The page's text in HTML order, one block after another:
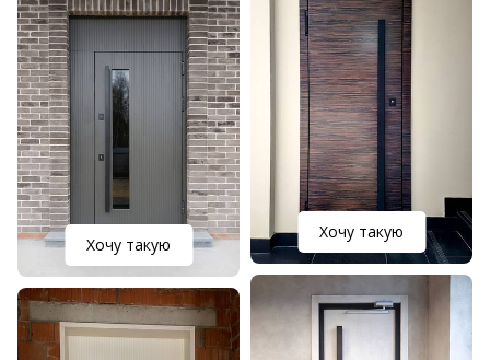
Хочу такую
Хочу такую